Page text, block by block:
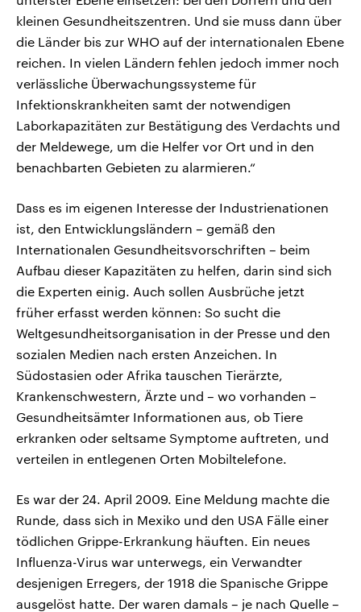
kleinen Gesundheitszentren. Und sie muss dann über
die Länder bis zur WHO auf der internationalen Ebene
reichen. In vielen Ländern fehlen jedoch immer noch
verlässliche Überwachungssysteme für
Infektionskrankheiten samt der notwendigen
Laborkapazitäten zur Bestätigung des Verdachts und
der Meldewege, um die Helfer vor Ort und in den
benachbarten Gebieten zu alarmieren.“
Dass es im eigenen Interesse der Industrienationen
ist, den Entwicklungsländern – gemäß den
Internationalen Gesundheitsvorschriften – beim
Aufbau dieser Kapazitäten zu helfen, darin sind sich
die Experten einig. Auch sollen Ausbrüche jetzt
früher erfasst werden können: So sucht die
Weltgesundheitsorganisation in der Presse und den
sozialen Medien nach ersten Anzeichen. In
Südostasien oder Afrika tauschen Tierärzte,
Krankenschwestern, Ärzte und – wo vorhanden –
Gesundheitsämter Informationen aus, ob Tiere
erkranken oder seltsame Symptome auftreten, und
verteilen in entlegenen Orten Mobiltelefone.
Es war der 24. April 2009. Eine Meldung machte die
Runde, dass sich in Mexiko und den USA Fälle einer
tödlichen Grippe-Erkrankung häuften. Ein neues
Influenza-Virus war unterwegs, ein Verwandter
desjenigen Erregers, der 1918 die Spanische Grippe
ausgelöst hatte. Der waren damals – je nach Quelle –